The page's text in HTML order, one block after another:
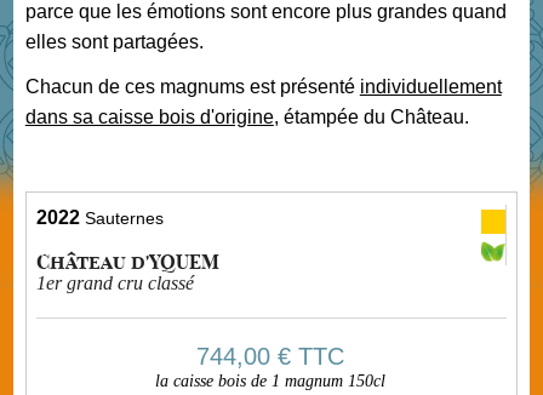
parce que les émotions sont encore plus grandes quand
elles sont partagées.
Chacun de ces magnums est présenté individuellement
dans sa caisse bois d'origine, étampée du Château.
2022 Sauternes
Château d'YQUEM
1er grand cru classé
744,00 € TTC
la caisse bois de 1 magnum 150cl